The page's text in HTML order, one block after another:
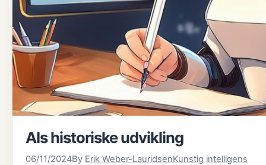
AIs historiske udvikling
06/11/2024By Erik Weber-LauridsenKunstig intelligens